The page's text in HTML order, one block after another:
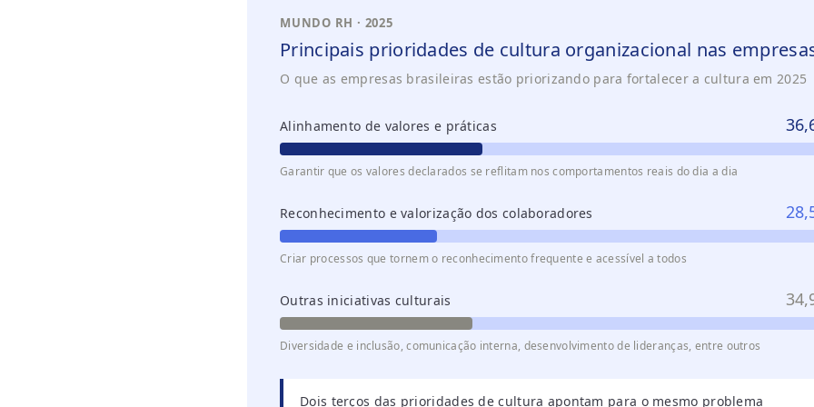
MUNDO RH · 2025
Principais prioridades de cultura organizacional nas
O que as empresas brasileiras estão priorizando para fortalecer a cultura em 2025
Alinhamento de valores e práticas
Garantir que os valores declarados se reflitam nos comportamentos reais do dia a dia
Reconhecimento e valorização dos colaboradores
Criar processos que tornem o reconhecimento frequente e acessível a todos
Outras iniciativas culturais
Diversidade e inclusão, comunicação interna, desenvolvimento de lideranças, entre outros
Dois terços das prioridades de cultura apontam para o mesmo problema